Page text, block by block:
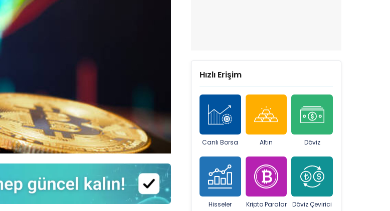
Hızlı Erişim
Canlı Borsa Altın Döviz
Hisseler Kripto Paralar Döviz Çevirici